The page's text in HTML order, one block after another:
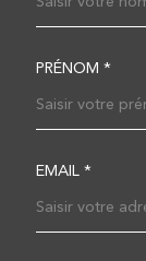
PRÉNOM *
EMAIL *